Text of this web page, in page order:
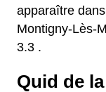
apparaître
Montigny-Lès-
3.3 .
Quid de